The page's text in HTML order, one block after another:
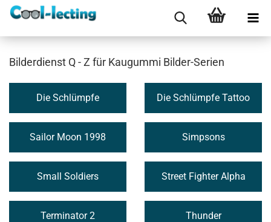
Bilderdienst Q - Z für Kaugummi Bilder-Serien
Die Schlümpfe Die Schlümpfe Tattoo
Sailor Moon 1998 Simpsons
Small Soldiers Street Fighter Alpha
Terminator 2 Thunder